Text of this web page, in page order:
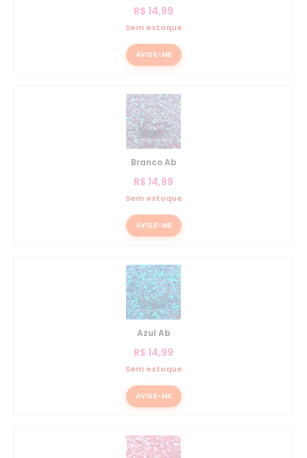
R$ 14,99
Sem estoque
AVISE-ME
Branco Ab
R$ 14,99
Sem estoque
AVISE-ME
Azul Ab
R$ 14,99
Sem estoque
AVISE-ME